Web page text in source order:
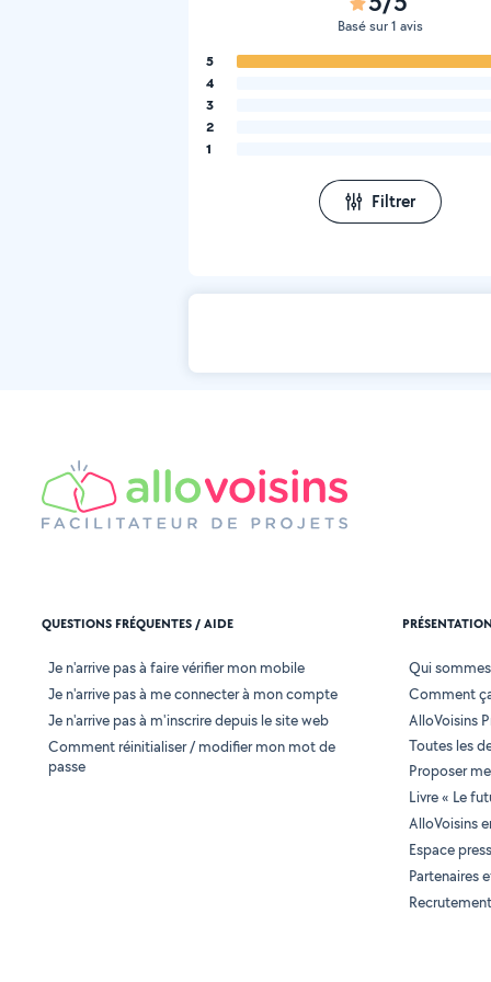
Basé sur 1 avis
5
4
3
2
1
Filtrer
QUESTIONS FRÉQUENTES / AIDE
Je n'arrive pas à faire vérifier mon mobile
Je n'arrive pas à me connecter à mon compte
Je n'arrive pas à m'inscrire depuis le site web
Comment réinitialiser / modifier mon mot de
passe
Qui
Comment
AlloVoisins
Toutes les
Proposer
Livre « Le
AlloVoisins
Espace
Partenaires
Recrutement